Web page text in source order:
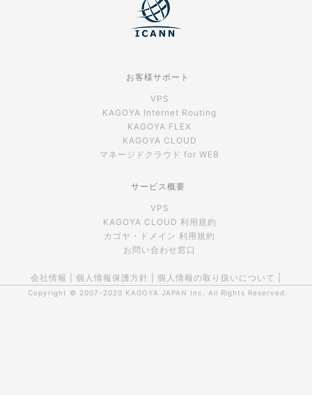
お客様サポート
VPS
KAGOYA Internet Routing
KAGOYA FLEX
KAGOYA CLOUD
マネージドクラウド for WEB
サービス概要
VPS
KAGOYA CLOUD 利用規約
カゴヤ・ドメイン 利用規約
お問い合わせ窓口
会社情報 個人情報保護方針 個人情報の取り扱いについて
Copyright © 2007-2020 KAGOYA JAPAN Inc. All Rights Reserved.